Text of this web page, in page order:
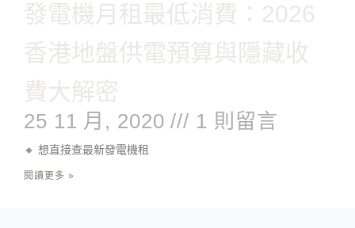
發電機月租最低消費：2026
香港地盤供電預算與隱藏收
費大解密
25 11 月, 2020 1 則留言
🔸 想直接查最新發電機租
閱讀更多 »